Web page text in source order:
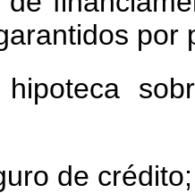
por
de crédito;